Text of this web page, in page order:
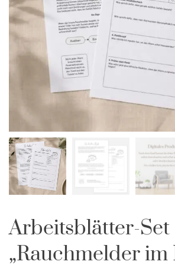
Arbeitsblätter-Set
„Rauchmelder im